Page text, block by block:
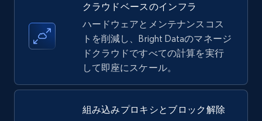
Amazon products - find products by using
upc numbers
Title, Seller name, Brand, Description, Initial
price, Currency, Availability, Reviews count, and
クラウドベースのインフラ
ハードウェアとメンテナンスコス
トを削減し、Bright Dataのマネージ
ドクラウドですべての計算を実行
して即座にスケール。
組み込みプロキシとブロック解除